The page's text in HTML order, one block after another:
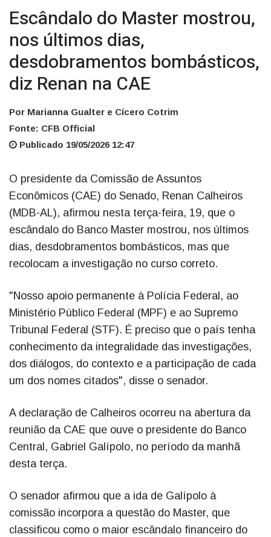
Escândalo do Master mostrou,
nos últimos dias,
desdobramentos bombásticos,
diz Renan na CAE
Por Marianna Gualter e Cícero Cotrim
Fonte: CFB Official
Publicado 19/05/2026 12:47
O presidente da Comissão de Assuntos
Econômicos (CAE) do Senado, Renan Calheiros
(MDB-AL), afirmou nesta terça-feira, 19, que o
escândalo do Banco Master mostrou, nos últimos
dias, desdobramentos bombásticos, mas que
recolocam a investigação no curso correto.
"Nosso apoio permanente à Polícia Federal, ao
Ministério Público Federal (MPF) e ao Supremo
Tribunal Federal (STF). É preciso que o país tenha
conhecimento da integralidade das investigações,
dos diálogos, do contexto e a participação de cada
um dos nomes citados", disse o senador.
A declaração de Calheiros ocorreu na abertura da
reunião da CAE que ouve o presidente do Banco
Central, Gabriel Galípolo, no período da manhã
desta terça.
O senador afirmou que a ida de Galípolo à
comissão incorpora a questão do Master, que
classificou como o maior escândalo financeiro do